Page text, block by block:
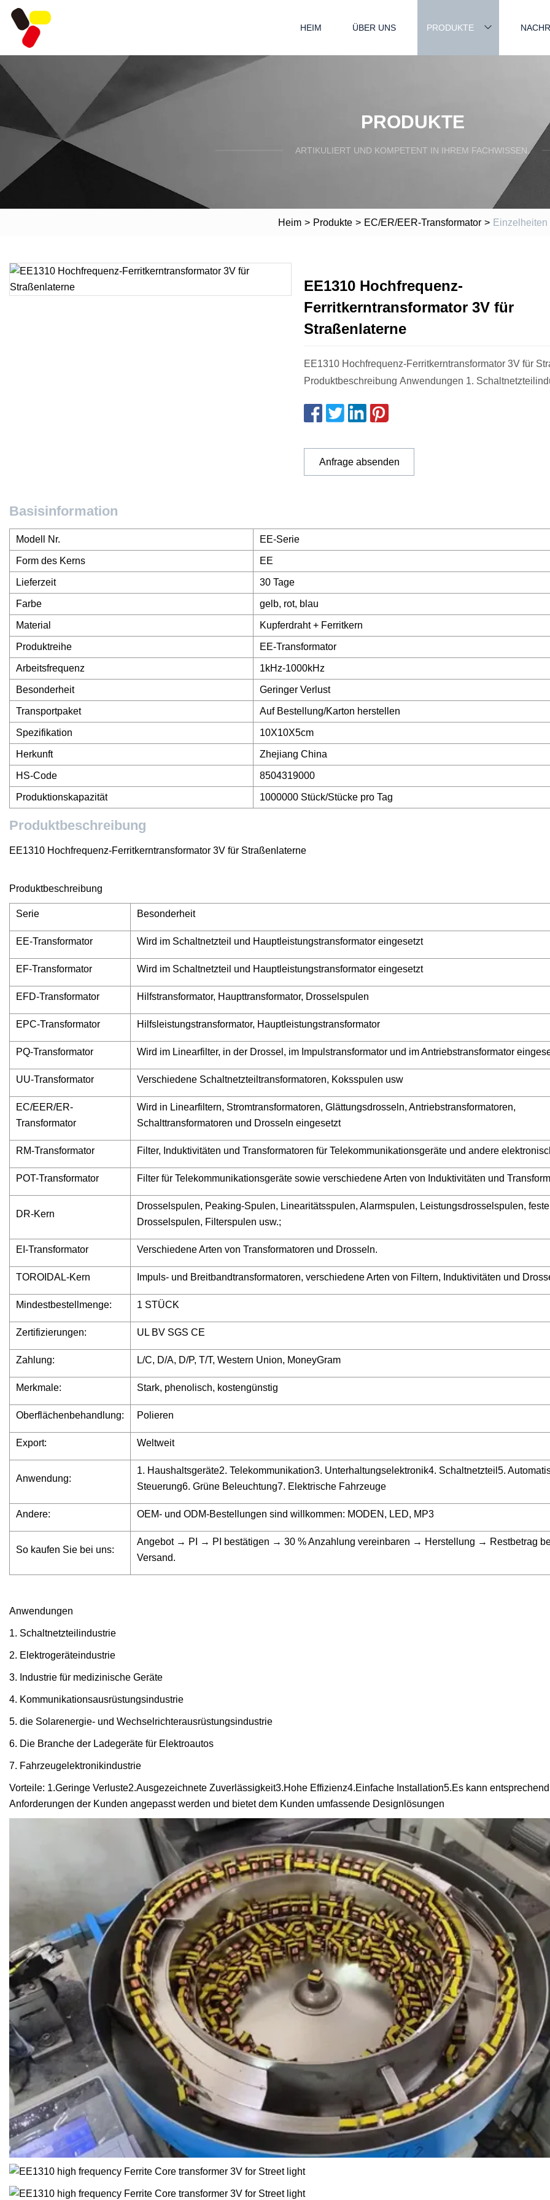
HEIM ÜBER UNS PRODUKTE
PRODUKTE
ARTIKULIERT UND KOMPETENT IN IHREM FACHWISSEN.
Heim > Produkte > EC/ER/EER-Transformator > Einzelheiten
EE1310 Hochfrequenz-
Ferritkerntransformator 3V für
Straßenlaterne
EE1310 Hochfrequenz-Ferritkerntransformator 3V für
Produktbeschreibung Anwendungen 1.
Anfrage absenden
Basisinformation
Modell Nr. EE-Serie
Form des Kerns EE
Lieferzeit 30 Tage
Farbe gelb, rot, blau
Material Kupferdraht + Ferritkern
Produktreihe EE-Transformator
Arbeitsfrequenz 1kHz-1000kHz
Besonderheit Geringer Verlust
Transportpaket Auf Bestellung/Karton herstellen
Spezifikation 10X10X5cm
Herkunft Zhejiang China
HS-Code 8504319000
Produktionskapazität 1000000 Stück/Stücke pro Tag
Produktbeschreibung
EE1310 Hochfrequenz-Ferritkerntransformator 3V für Straßenlaterne
Produktbeschreibung
Serie Besonderheit
EE-Transformator Wird im Schaltnetzteil und Hauptleistungstransformator eingesetzt
EF-Transformator Wird im Schaltnetzteil und Hauptleistungstransformator eingesetzt
EFD-Transformator Hilfstransformator, Haupttransformator, Drosselspulen
EPC-Transformator Hilfsleistungstransformator, Hauptleistungstransformator
PQ-Transformator Wird im Linearfilter, in der Drossel, im Impulstransformator und im Antriebstransformator
UU-Transformator Verschiedene Schaltnetzteiltransformatoren, Koksspulen usw
EC/EER/ER-
Transformator
Wird in Linearfiltern, Stromtransformatoren, Glättungsdrosseln, Antriebstransformatoren,
Schalttransformatoren und Drosseln eingesetzt
RM-Transformator Filter, Induktivitäten und Transformatoren für Telekommunikationsgeräte und andere
POT-Transformator Filter für Telekommunikationsgeräte sowie verschiedene Arten von Induktivitäten und
DR-Kern
Drosselspulen, Peaking-Spulen, Linearitätsspulen, Alarmspulen, Leistungsdrosselspulen, feste
Drosselspulen, Filterspulen usw.;
EI-Transformator Verschiedene Arten von Transformatoren und Drosseln.
TOROIDAL-Kern Impuls- und Breitbandtransformatoren, verschiedene Arten von Filtern, Induktivitäten und
Mindestbestellmenge: 1 STÜCK
Zertifizierungen: UL BV SGS CE
Zahlung: L/C, D/A, D/P, T/T, Western Union, MoneyGram
Merkmale: Stark, phenolisch, kostengünstig
Oberflächenbehandlung: Polieren
Export: Weltweit
Anwendung:
1. Haushaltsgeräte2. Telekommunikation3. Unterhaltungselektronik4. Schaltnetzteil5.
Steuerung6. Grüne Beleuchtung7. Elektrische Fahrzeuge
Andere: OEM- und ODM-Bestellungen sind willkommen: MODEN, LED, MP3
So kaufen Sie bei uns:
Angebot → PI → PI bestätigen → 30 % Anzahlung vereinbaren → Herstellung → Restbetrag
Versand.
Anwendungen
1. Schaltnetzteilindustrie
2. Elektrogeräteindustrie
3. Industrie für medizinische Geräte
4. Kommunikationsausrüstungsindustrie
5. die Solarenergie- und Wechselrichterausrüstungsindustrie
6. Die Branche der Ladegeräte für Elektroautos
7. Fahrzeugelektronikindustrie
Vorteile: 1.Geringe Verluste2.Ausgezeichnete Zuverlässigkeit3.Hohe Effizienz4.Einfache Installation5.Es kann
Anforderungen der Kunden angepasst werden und bietet dem Kunden umfassende Designlösungen